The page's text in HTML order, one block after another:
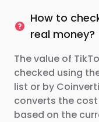
How to
real money?
The value of
checked using
list or by
converts the
based on the